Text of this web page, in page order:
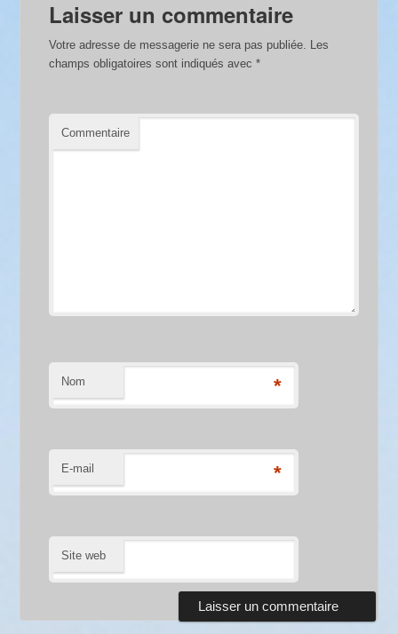
Laisser un commentaire
Votre adresse de messagerie ne sera pas publiée.
Les
champs obligatoires sont indiqués avec*
Commentaire
Nom *
E-mail *
Site web